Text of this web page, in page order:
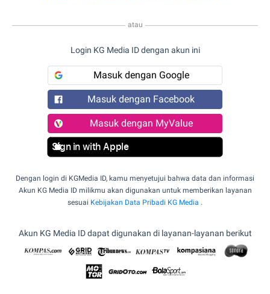
atau
Login KG Media ID dengan akun ini
Masuk dengan Google
Masuk dengan Facebook
Masuk dengan MyValue
Sign in with Apple
Dengan login di KGMedia ID, kamu menyetujui bahwa data dan informasi
Akun KG Media ID milikmu akan digunakan untuk memberikan layanan
sesuai Kebijakan Data Pribadi KG Media .
Akun KG Media ID dapat digunakan di layanan-layanan berikut